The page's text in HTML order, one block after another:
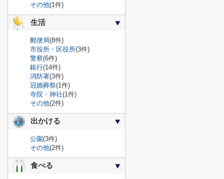
その他(1件)
生活
郵便局(8件)
市役所・区役所(3件)
警察(6件)
銀行(14件)
消防署(3件)
冠婚葬祭(1件)
寺院・神社(1件)
その他(2件)
出かける
公園(3件)
その他(2件)
食べる